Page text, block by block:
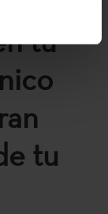
tu
tu